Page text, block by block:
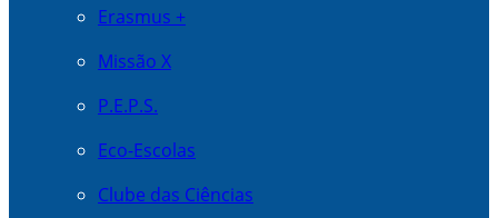
Erasmus +
Missão X
P.E.P.S.
Eco-Escolas
Clube das Ciências